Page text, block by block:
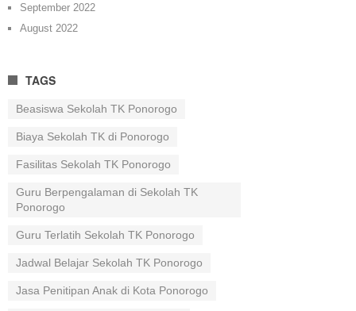
September 2022
August 2022
TAGS
Beasiswa Sekolah TK Ponorogo
Biaya Sekolah TK di Ponorogo
Fasilitas Sekolah TK Ponorogo
Guru Berpengalaman di Sekolah TK
Ponorogo
Guru Terlatih Sekolah TK Ponorogo
Jadwal Belajar Sekolah TK Ponorogo
Jasa Penitipan Anak di Kota Ponorogo